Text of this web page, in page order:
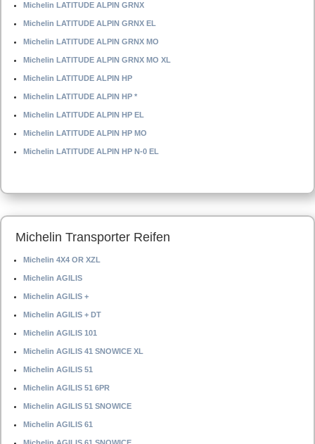
Michelin LATITUDE ALPIN GRNX
Michelin LATITUDE ALPIN GRNX EL
Michelin LATITUDE ALPIN GRNX MO
Michelin LATITUDE ALPIN GRNX MO XL
Michelin LATITUDE ALPIN HP
Michelin LATITUDE ALPIN HP *
Michelin LATITUDE ALPIN HP EL
Michelin LATITUDE ALPIN HP MO
Michelin LATITUDE ALPIN HP N-0 EL
Michelin Transporter Reifen
Michelin 4X4 OR XZL
Michelin AGILIS
Michelin AGILIS +
Michelin AGILIS + DT
Michelin AGILIS 101
Michelin AGILIS 41 SNOWICE XL
Michelin AGILIS 51
Michelin AGILIS 51 6PR
Michelin AGILIS 51 SNOWICE
Michelin AGILIS 61